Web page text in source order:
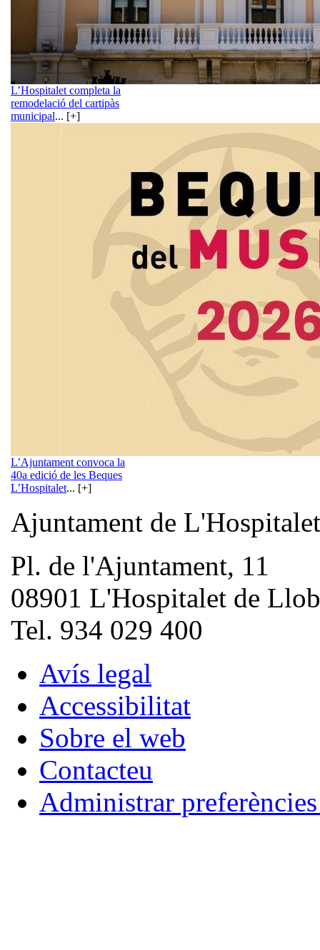
L’Hospitalet completa la
remodelació del cartipàs
municipal... [+]
L’Ajuntament convoca la
40a edició de les Beques
L’Hospitalet... [+]
Ajuntament de L'Hospitalet
Pl. de l'Ajuntament, 11
08901 L'Hospitalet de
Tel. 934 029 400
Avís legal
Accessibilitat
Sobre el web
Contacteu
Administrar